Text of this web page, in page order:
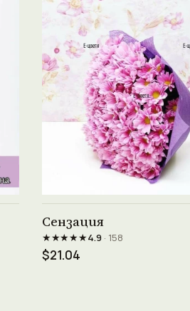
Сензация
★★★★★4.9· 158
$21.04